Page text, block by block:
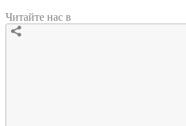
Читайте нас в